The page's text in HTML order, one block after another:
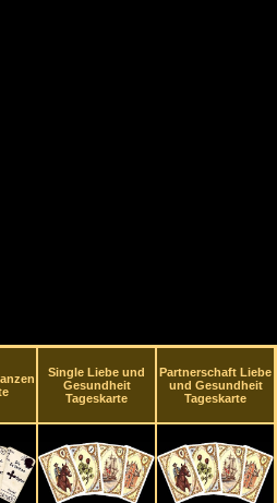
Single Liebe und
Gesundheit
Tageskarte
Partnerschaft Liebe
und Gesundheit
Tageskarte